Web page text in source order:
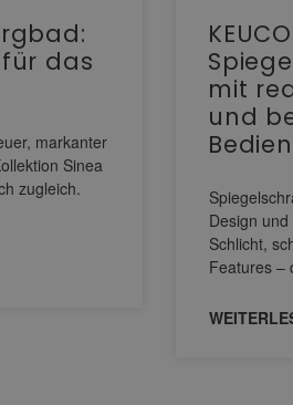
das
markanter
Sinea
zugleich.
mit
und
Design
Schlicht,
Features –